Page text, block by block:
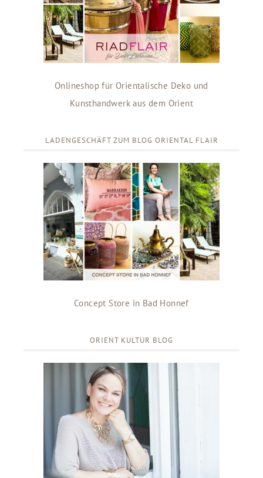
Onlineshop für Orientalische Deko und
Kunsthandwerk aus dem Orient
LADENGESCHÄFT ZUM BLOG ORIENTAL FLAIR
Concept Store in Bad Honnef
ORIENT KULTUR BLOG